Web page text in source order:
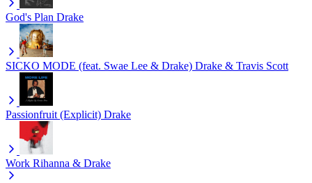
God's Plan Drake
SICKO MODE (feat. Swae Lee & Drake) Drake & Travis Scott
Passionfruit (Explicit) Drake
Work Rihanna & Drake